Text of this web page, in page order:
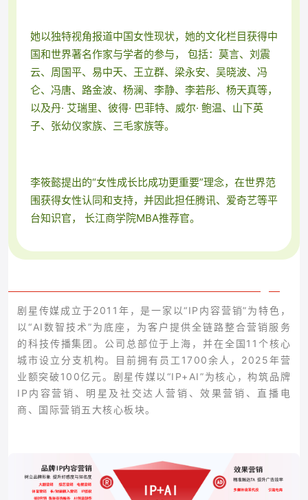
她以独特视角报道中国女性现状，她的文化栏目获得中
国和世界著名作家与学者的参与， 包括：莫言、刘震
云、周国平、易中天、王立群、梁永安、吴晓波、冯
仑、冯唐、路金波、杨澜、李静、李若彤、杨天真等，
以及丹· 艾瑞里、彼得· 巴菲特、威尔· 鲍温、山下英
子、张幼仪家族、三毛家族等。
李筱懿提出的“女性成长比成功更重要”理念，在世界范
围获得女性认同和支持， 并因此担任腾讯、爱奇艺等平
台知识官， 长江商学院MBA推荐官。
剧星传媒成立于2011年，是一家以“IP内容营销”为特色，
以“AI数智技术”为底座，为客户提供全链路整合营销服务
的科技传播集团。公司总部位于上海，并在全国11个核心
城市设立分支机构。目前拥有员工1700余人，2025年营
业额突破100亿元。剧星传媒以“IP+AI”为核心，构筑品牌
IP内容营销、明星及社交达人营销、效果营销、直播电
商、国际营销五大核心板块。